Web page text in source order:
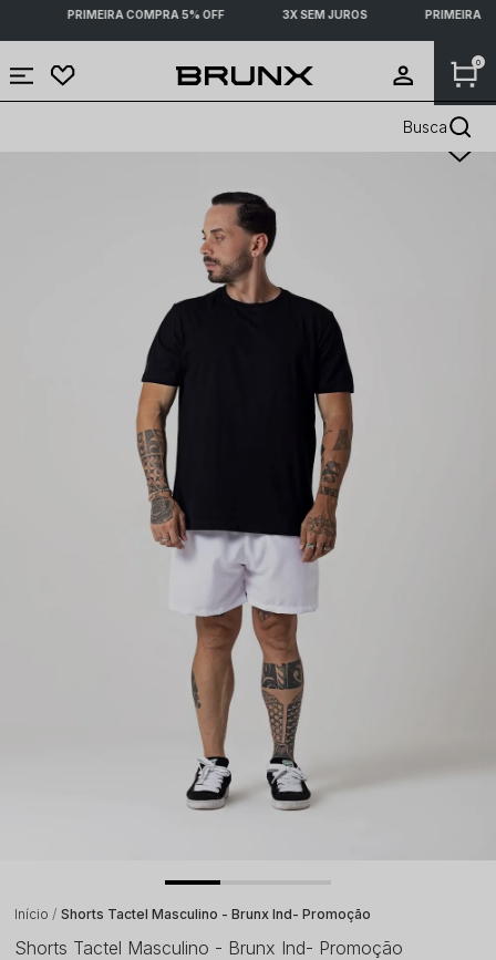
PRIMEIRA COMPRA 5% OFF 3X SEM JUROS PRIMEIRA
0
Busca
Início Shorts Tactel Masculino - Brunx Ind- Promoção
Shorts Tactel Masculino - Brunx Ind- Promoção